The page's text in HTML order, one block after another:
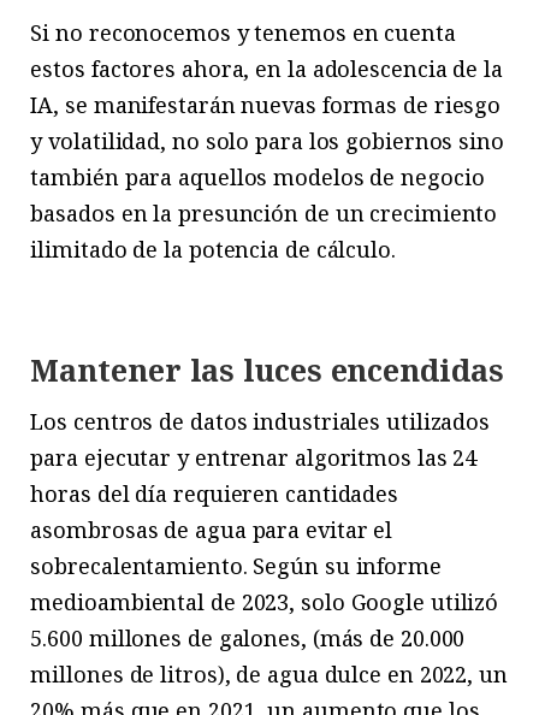
Si no reconocemos y tenemos en cuenta
estos factores ahora, en la adolescencia de la
IA, se manifestarán nuevas formas de riesgo
y volatilidad, no solo para los gobiernos sino
también para aquellos modelos de negocio
basados en la presunción de un crecimiento
ilimitado de la potencia de cálculo.
Mantener las luces encendidas
Los centros de datos industriales utilizados
para ejecutar y entrenar algoritmos las 24
horas del día requieren cantidades
asombrosas de agua para evitar el
sobrecalentamiento. Según su informe
medioambiental de 2023, solo Google utilizó
5.600 millones de galones, (más de 20.000
millones de litros), de agua dulce en 2022, un